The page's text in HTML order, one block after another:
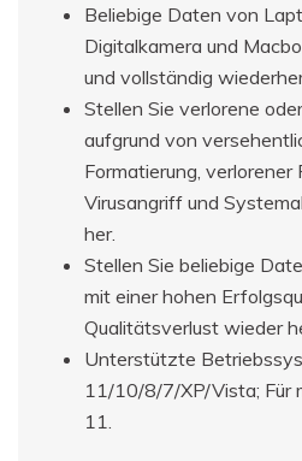
Beliebige Daten von
Digitalkamera und
und vollständig
Stellen Sie verlorene
aufgrund von
Formatierung, verlorener
Virusangriff und
her.
Stellen Sie beliebige
mit einer hohen
Qualitätsverlust wieder
Unterstützte
11/10/8/7/XP/Vista; Für
11.